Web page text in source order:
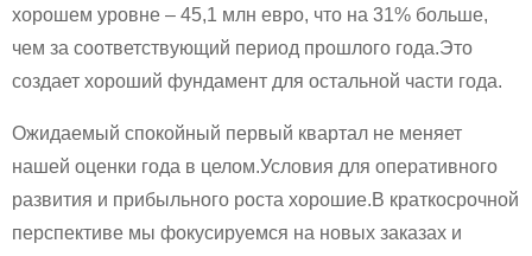
хорошем уровне – 45,1 млн евро, что на 31% больше,
чем за соответствующий период прошлого года.Это
создает хороший фундамент для остальной части года.
Ожидаемый спокойный первый квартал не меняет
нашей оценки года в целом.Условия для оперативного
развития и прибыльного роста хорошие.В краткосрочной
перспективе мы фокусируемся на новых заказах и